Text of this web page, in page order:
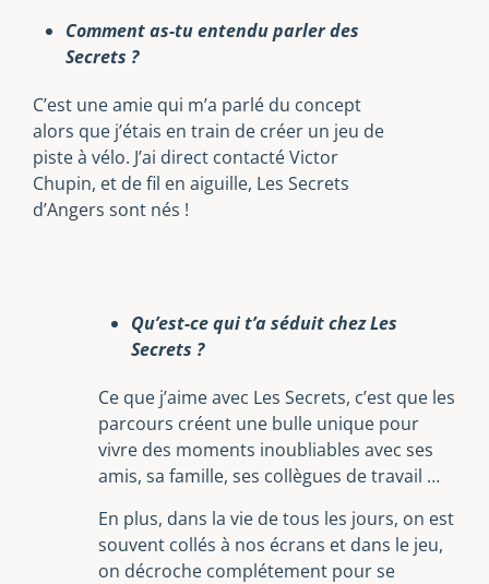
Comment as-tu entendu parler des
Secrets ?
C’est une amie qui m’a parlé du concept
alors que j’étais en train de créer un jeu de
piste à vélo. J’ai direct contacté Victor
Chupin, et de fil en aiguille, Les Secrets
d’Angers sont nés !
Qu’est-ce qui t’a séduit chez Les
Secrets ?
Ce que j’aime avec Les Secrets, c’est que les
parcours créent une bulle unique pour
vivre des moments inoubliables avec ses
amis, sa famille, ses collègues de travail …
En plus, dans la vie de tous les jours, on est
souvent collés à nos écrans et dans le jeu,
on décroche complétement pour se